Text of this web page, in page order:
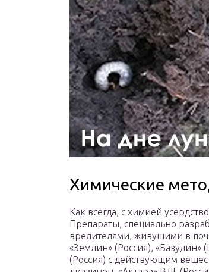
Химические
Как всегда, с химией
Препараты, специально
вредителями, живущими в
«Землин» (Россия),
(Россия) с действующим